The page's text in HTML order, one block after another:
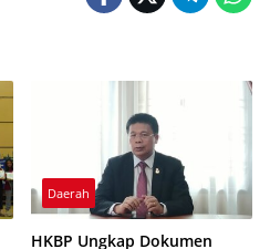
Daerah
HKBP Ungkap Dokumen